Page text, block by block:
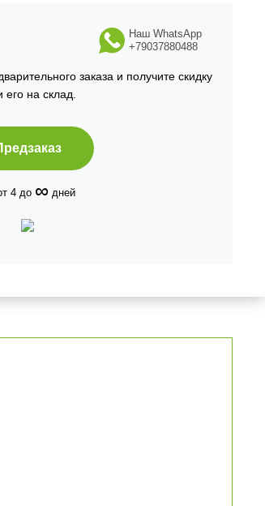
заказа и получите скидку
на склад.
Наш WhatsApp
+79037880488
4 до ∞ дней